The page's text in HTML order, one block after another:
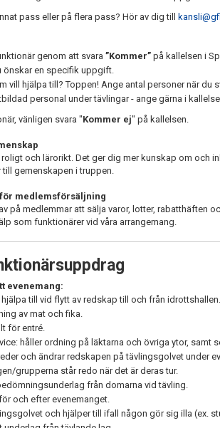
pass eller på flera pass? Hör av dig till
genom att svara ”Kommer” på kallelsen i
önskar en specifik uppgift.
vill hjälpa till? Toppen! Ange antal personer när du
personal under tävlingar - ange gärna i
vänligen svara "Kommer ej" på kallelsen.
och lärorikt. Det ger dig mer kunskap om
gemenskapen i truppen.
medlemsförsäljning
på medlemmar att sälja varor, lotter, rabatthäften
som funktionärer vid våra arrangemang.
evenemang:
till vid flytt av redskap till och från idrottshallen.
av mat och fika.
för entré.
håller ordning på läktarna och övriga ytor,
och ändrar redskapen på tävlingsgolvet under
grupperna står redo när det är deras tur.
från domarna vid tävling.
och efter evenemanget.
och hjälper till ifall någon gör sig illa (ex.